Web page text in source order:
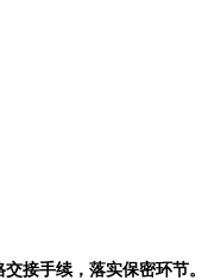
手续，落实保密环节